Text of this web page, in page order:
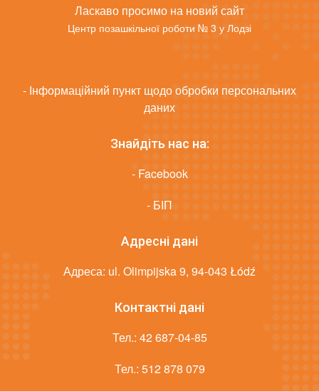
Ласкаво просимо на новий сайт
Центр позашкільної роботи № 3 у Лодзі
- Інформаційний пункт щодо обробки персональних
даних
Знайдіть нас на:
- Facebook
- БІП
Адресні дані
Адреса: ul. Olimpijska 9, 94-043 Łódź
Контактні дані
Тел.: 42 687-04-85
Тел.: 512 878 079